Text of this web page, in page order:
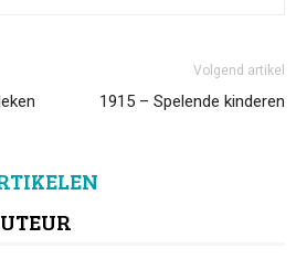
Volgend artikel
1915 – Spelende kinderen